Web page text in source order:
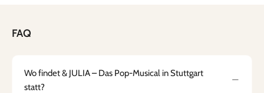
FAQ
Wo findet & JULIA – Das Pop-Musical in Stuttgart
statt?